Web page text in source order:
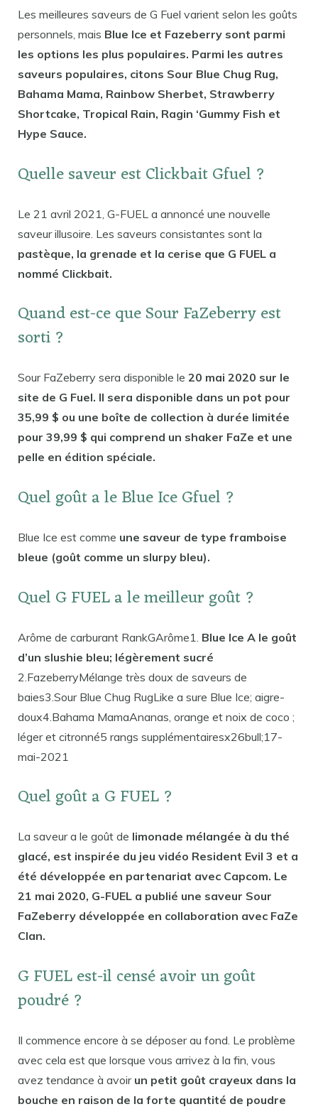
Les meilleures saveurs de G Fuel varient selon les goûts
personnels, mais Blue Ice et Fazeberry sont parmi
les options les plus populaires. Parmi les autres
saveurs populaires, citons Sour Blue Chug Rug,
Bahama Mama, Rainbow Sherbet, Strawberry
Shortcake, Tropical Rain, Ragin ‘Gummy Fish et
Hype Sauce.
Quelle saveur est Clickbait Gfuel ?
Le 21 avril 2021, G-FUEL a annoncé une nouvelle
saveur illusoire. Les saveurs consistantes sont la
pastèque, la grenade et la cerise que G FUEL a
nommé Clickbait.
Quand est-ce que Sour FaZeberry est
sorti ?
Sour FaZeberry sera disponible le 20 mai 2020 sur le
site de G Fuel. Il sera disponible dans un pot pour
35,99 $ ou une boîte de collection à durée limitée
pour 39,99 $ qui comprend un shaker FaZe et une
pelle en édition spéciale.
Quel goût a le Blue Ice Gfuel ?
Blue Ice est comme une saveur de type framboise
bleue (goût comme un slurpy bleu).
Quel G FUEL a le meilleur goût ?
Arôme de carburant RankGArôme1. Blue Ice A le goût
d’un slushie bleu; légèrement sucré
2.FazeberryMélange très doux de saveurs de
baies3.Sour Blue Chug RugLike a sure Blue Ice; aigre-
doux4.Bahama MamaAnanas, orange et noix de coco ;
léger et citronné5 rangs supplémentairesx26bull;17-
mai-2021
Quel goût a G FUEL ?
La saveur a le goût de limonade mélangée à du thé
glacé, est inspirée du jeu vidéo Resident Evil 3 et a
été développée en partenariat avec Capcom. Le
21 mai 2020, G-FUEL a publié une saveur Sour
FaZeberry développée en collaboration avec FaZe
Clan.
G FUEL est-il censé avoir un goût
poudré ?
Il commence encore à se déposer au fond. Le problème
avec cela est que lorsque vous arrivez à la fin, vous
avez tendance à avoir un petit goût crayeux dans la
bouche en raison de la forte quantité de poudre